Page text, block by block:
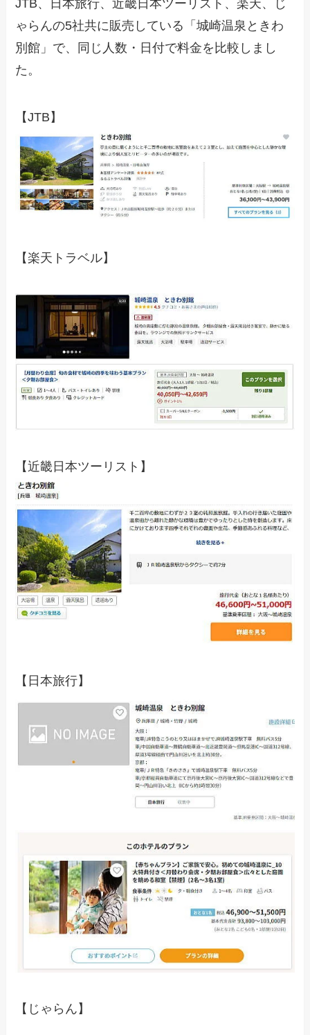
JTB、日本旅行、近畿日本ツーリスト、楽天、じ
ゃらんの5社共に販売している「城崎温泉ときわ
別館」で、同じ人数・日付で料金を比較しまし
た。
【JTB】
【楽天トラベル】
【近畿日本ツーリスト】
【日本旅行】
【じゃらん】